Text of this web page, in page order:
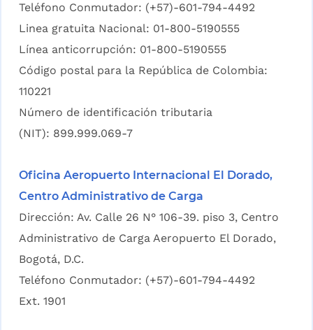
Teléfono Conmutador: (+57)-601-794-4492
Linea gratuita Nacional: 01-800-5190555
Línea anticorrupción: 01-800-5190555
Código postal para la República de Colombia:
110221
Número de identificación tributaria
(NIT): 899.999.069-7
Oficina Aeropuerto Internacional El Dorado,
Centro Administrativo de Carga
Dirección: Av. Calle 26 N° 106-39. piso 3, Centro
Administrativo de Carga Aeropuerto El Dorado,
Bogotá, D.C.
Teléfono Conmutador: (+57)-601-794-4492
Ext. 1901